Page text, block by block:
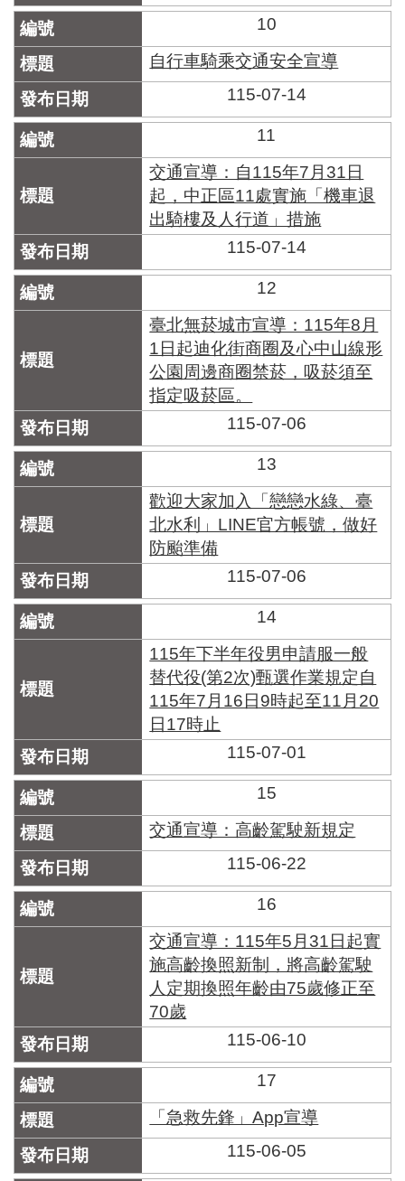
10
自行車騎乘交通安全宣導
115-07-14
11
交通宣導：自115年7月31日
起，中正區11處實施「機車退
出騎樓及人行道」措施
115-07-14
12
臺北無菸城市宣導：115年8月
1日起迪化街商圈及心中山線形
公園周邊商圈禁菸，吸菸須至
指定吸菸區。
115-07-06
13
歡迎大家加入「戀戀水綠、臺
北水利」LINE官方帳號，做好
防颱準備
115-07-06
14
115年下半年役男申請服一般
替代役(第2次)甄選作業規定自
115年7月16日9時起至11月20
日17時止
115-07-01
15
交通宣導：高齡駕駛新規定
115-06-22
16
交通宣導：115年5月31日起實
施高齡換照新制，將高齡駕駛
人定期換照年齡由75歲修正至
70歲
115-06-10
17
「急救先鋒」App宣導
115-06-05